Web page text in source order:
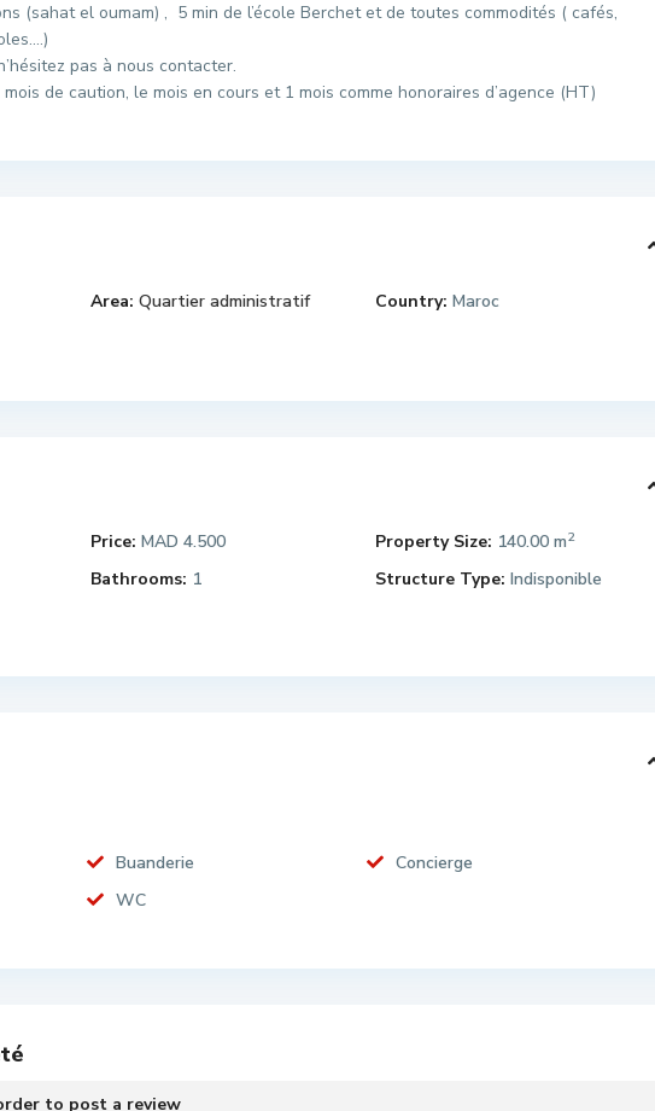
(sahat el oumam) , 5 min de l’école Berchet et de toutes commodités ( cafés,
pas à nous contacter.
de caution, le mois en cours et 1 mois comme honoraires d’agence (HT)
Area: Quartier administratif Country: Maroc
Price: MAD 4.500 Property Size: 140.00 m2
Bathrooms: 1 Structure Type: Indisponible
Buanderie
Concierge
WC
to post a review